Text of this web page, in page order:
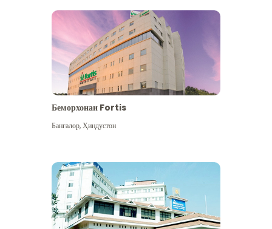
Беморхонаи Fortis
Бангалор,Ҳиндустон